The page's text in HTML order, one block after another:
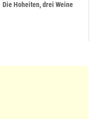
Die Hoheiten, drei Weine